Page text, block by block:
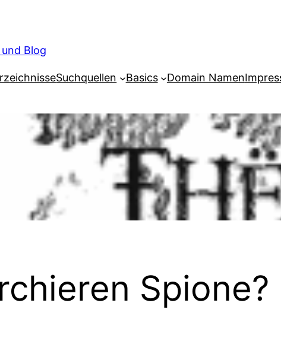
Blog
Suchquellen Basics Domain Namen
Spione?